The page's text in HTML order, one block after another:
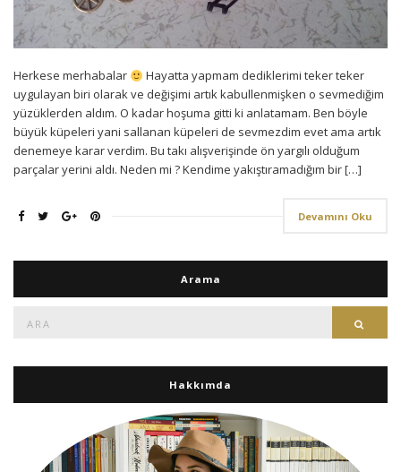
Herkese merhabalar
Hayatta yapmam dediklerimi teker teker
uygulayan biri olarak ve değişimi artık kabullenmişken o sevmediğim
yüzüklerden aldım. O kadar hoşuma gitti ki anlatamam. Ben böyle
büyük küpeleri yani sallanan küpeleri de sevmezdim evet ama artık
denemeye karar verdim. Bu takı alışverişinde ön yargılı olduğum
parçalar yerini aldı. Neden mi ? Kendime yakıştıramadığım bir […]
Devamını Oku
Arama
Hakkımda